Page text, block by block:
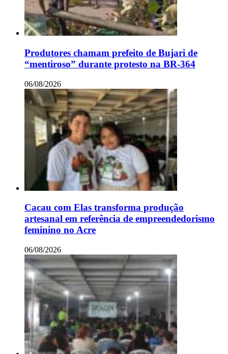
Produtores chamam prefeito de Bujari de
“mentiroso” durante protesto na BR-364
06/08/2026
Cacau com Elas transforma produção
artesanal em referência de empreendedorismo
feminino no Acre
06/08/2026